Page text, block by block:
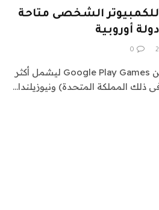
ألعاب Google Play للكمبيوتر الشخصى متاحة
0
توسع الإصدار التجريبي من Google Play Games ليشمل أكثر